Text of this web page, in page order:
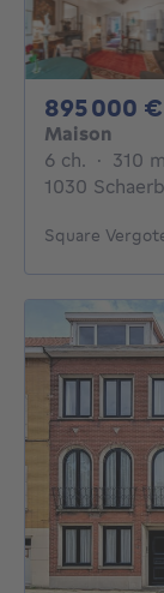
895 000 €
Maison
6 ch. 6
· 310
1030
Square